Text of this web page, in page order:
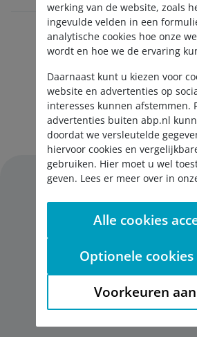
Aanmelden
Disclaimer
Cookies
werking van de website, zoals
ingevulde velden in een
analytische cookies hoe onze
wordt en hoe we de ervaring
Daarnaast kunt u kiezen voor
website en advertenties op
interesses kunnen afstemmen.
advertenties buiten abp.nl
doordat we versleutelde
hiervoor cookies en
gebruiken. Hier moet u wel
geven. Lees er meer over in
Alle cookies
Optionele
Voorkeuren